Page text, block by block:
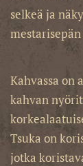
selkeä ja
Kahvassa on
kahvan
Tsuka on
jotka